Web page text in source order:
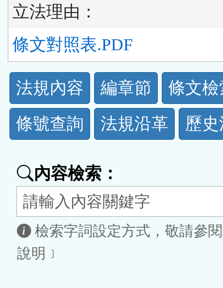
立法理由：
條文對照表.PDF
法
規
功
按
鈕
區
法規內容 編章節
條文檢
條號查詢
法規沿革 歷
內容檢索：
檢索字詞設定方式，敬請參
說明﹞